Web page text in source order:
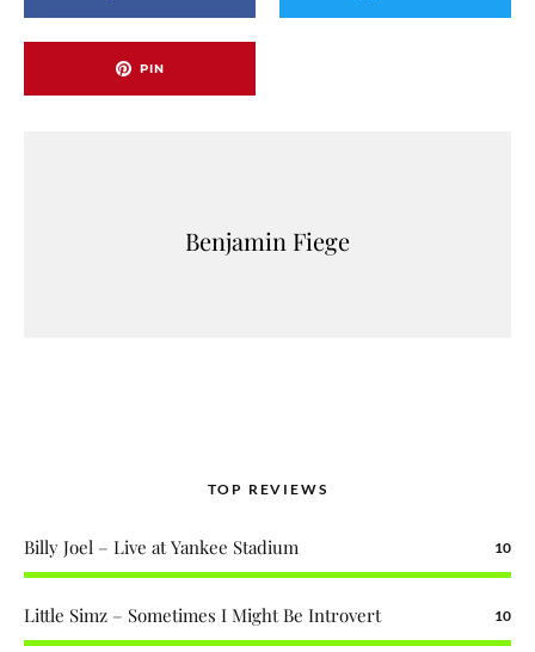
PIN
Benjamin Fiege
TOP REVIEWS
Billy Joel – Live at Yankee Stadium 10
Little Simz – Sometimes I Might Be Introvert 10